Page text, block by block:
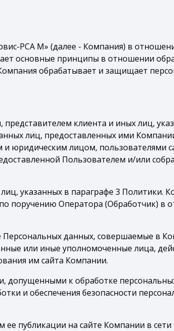
РСА М» (далее - Компания) в
основные принципы в отношении
обрабатывает и защищает
клиента и иных лиц,
лиц, предоставленных ими
лицом, пользователями
Пользователем и/или
указанных в параграфе 3 Политики.
поручению Оператора (Обработчик) в
Персональных данных, совершаемые в
или иные уполномоченные лица,
им сайта Компании.
допущенными к обработке
и обеспечения безопасности
ее публикации на сайте Компании в